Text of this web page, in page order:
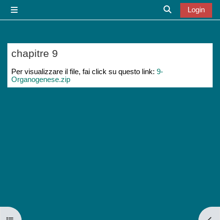
Attiva/disattiva
Login
chapitre 9
Aggregazione dei criteri
Per visualizzare il file, fai click su questo link: 9-
Organogenese.zip